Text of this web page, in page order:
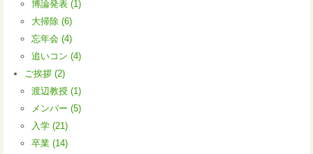
博論発表 (1)
大掃除 (6)
忘年会 (4)
追いコン (4)
ご挨拶 (2)
渡辺教授 (1)
メンバー (5)
入学 (21)
卒業 (14)